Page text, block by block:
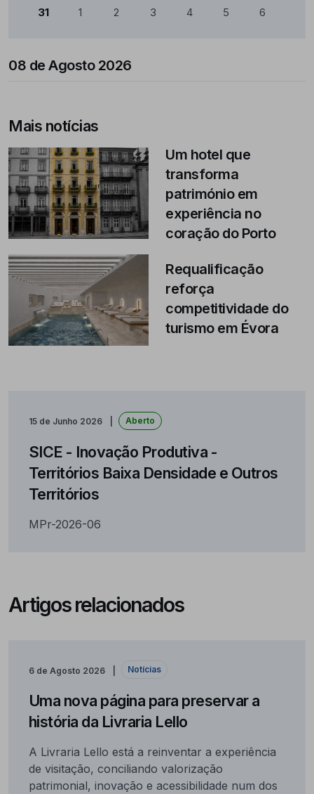
31 1 2 3 4 5 6
08 de Agosto 2026
Mais notícias
Um hotel que
transforma
património em
experiência no
coração do Porto
Requalificação
reforça
competitividade do
turismo em Évora
15 de Junho 2026 Aberto
SICE - Inovação Produtiva -
Territórios Baixa Densidade e Outros
Territórios
MPr-2026-06
Artigos relacionados
6 de Agosto 2026 Notícias
Uma nova página para preservar a
história da Livraria Lello
A Livraria Lello está a reinventar a experiência
de visitação, conciliando valorização
patrimonial, inovação e acessibilidade num dos